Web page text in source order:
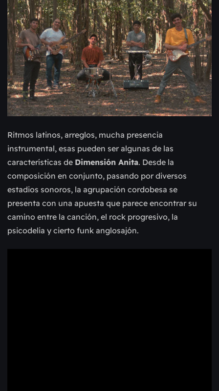
Ritmos latinos, arreglos, mucha presencia
instrumental, esas pueden ser algunas de las
características de Dimensión Anita. Desde la
composición en conjunto, pasando por diversos
estadios sonoros, la agrupación cordobesa se
presenta con una apuesta que parece encontrar su
camino entre la canción, el rock progresivo, la
psicodelia y cierto funk anglosajón.